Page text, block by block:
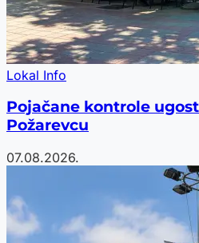
Lokal Info
Pojačane kontrole
Požarevcu
07.08.2026.